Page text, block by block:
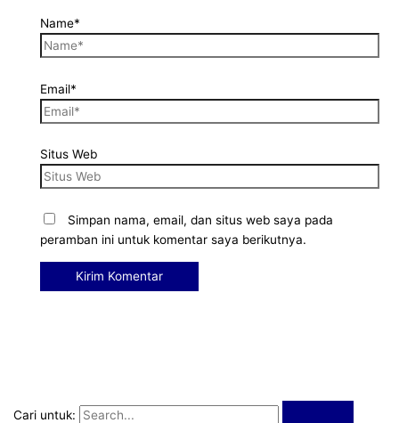
Cari untuk:
Name*
Email*
Situs Web
Simpan nama, email, dan situs web saya pada
peramban ini untuk komentar saya berikutnya.